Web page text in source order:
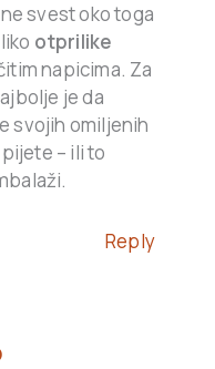
svest oko toga
otprilike
napicima. Za
je da
svojih omiljenih
– ili to
Reply